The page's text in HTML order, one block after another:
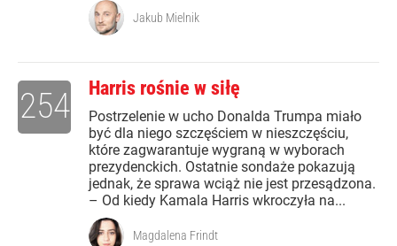
Jakub Mielnik
Harris rośnie w siłę
Postrzelenie w ucho Donalda Trumpa miało
być dla niego szczęściem w nieszczęściu,
które zagwarantuje wygraną w wyborach
prezydenckich. Ostatnie sondaże pokazują
jednak, że sprawa wciąż nie jest przesądzona.
– Od kiedy Kamala Harris wkroczyła na...
254
Magdalena Frindt